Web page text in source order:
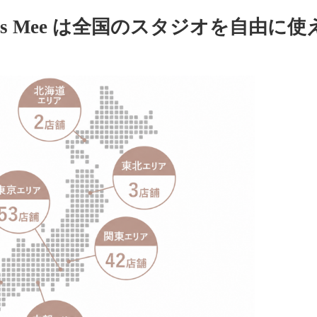
Mee は全国のスタジオを自由に使